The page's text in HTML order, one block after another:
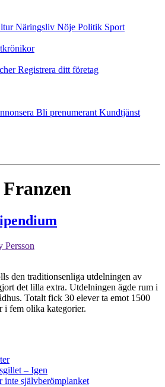
Näringsliv Nöje Politik Sport
Registrera ditt företag
Bli prenumerant Kundtjänst
Persson
den traditionsenliga utdelningen av
det lilla extra. Utdelningen ägde rum i
Totalt fick 30 elever ta emot 1500
i fem olika kategorier.
– Igen
inte självberömplanket